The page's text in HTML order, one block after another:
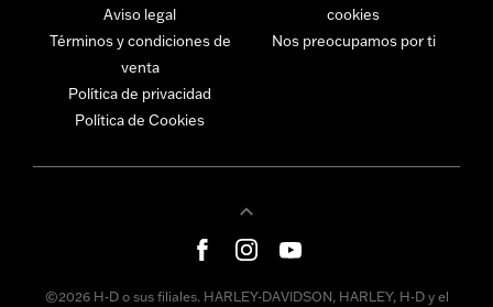
Aviso legal
Términos y condiciones de
venta
Política de privacidad
Política de Cookies
cookies
Nos preocupamos por ti
©2026 H-D o sus filiales. HARLEY-DAVIDSON, HARLEY, H-D y el